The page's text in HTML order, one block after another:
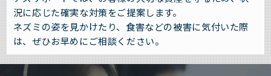
況に応じた確実な対策をご提案します。
ネズミの姿を見かけたり、食害などの被害に気付いた際
は、ぜひお早めにご相談ください。